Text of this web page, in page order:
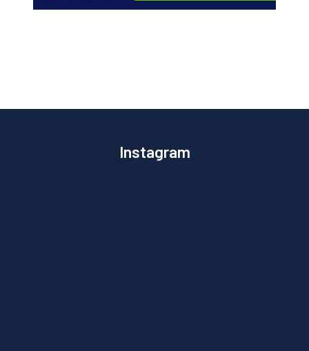
Instagram